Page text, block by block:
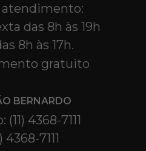
atendimento:
das 8h às 19h
8h às 17h.
gratuito
BERNARDO
4368-7111
4368-7111